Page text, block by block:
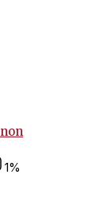
1%